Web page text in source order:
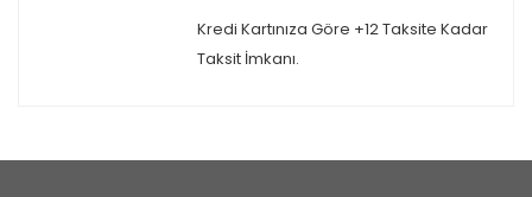
Kredi Kartınıza Göre +12 Taksite Kadar
Taksit İmkanı.